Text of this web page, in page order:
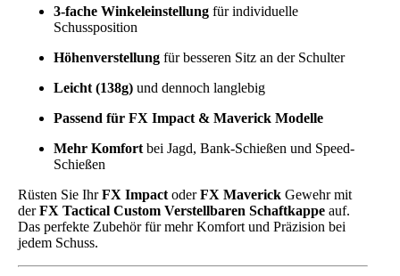
3-fache Winkeleinstellung für individuelle
Schussposition
Höhenverstellung für besseren Sitz an der Schulter
Leicht (138g) und dennoch langlebig
Passend für FX Impact & Maverick Modelle
Mehr Komfort bei Jagd, Bank-Schießen und Speed-
Schießen
Rüsten Sie IhrFX Impact oderFX Maverick Gewehr mit
derFX Tactical Custom Verstellbaren Schaftkappe auf.
Das perfekte Zubehör für mehr Komfort und Präzision bei
jedem Schuss.